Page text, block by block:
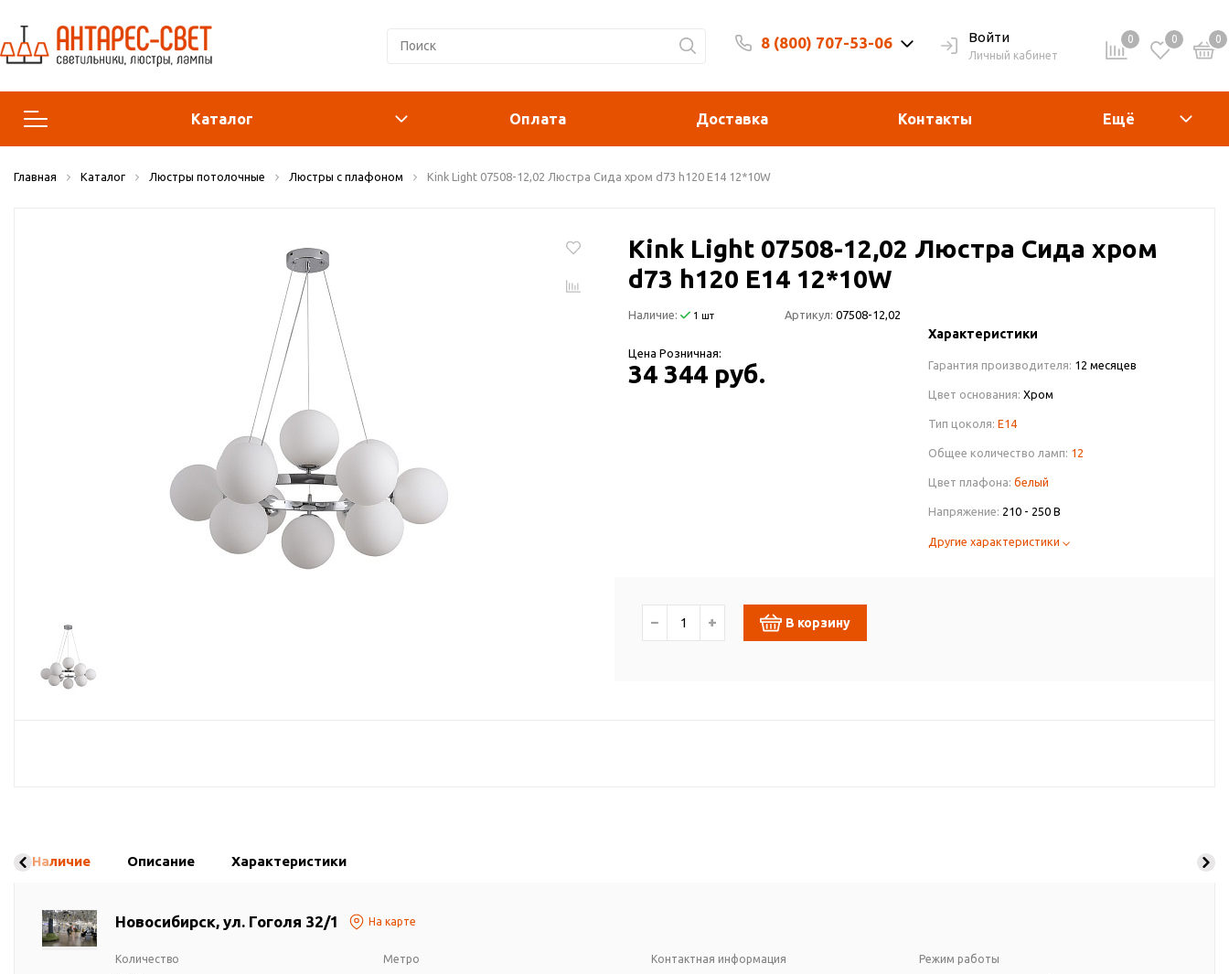
8 (800) 707-53-06 Войти
Личный кабинет
0 0 0
Каталог
Люстры и подвесы
Прожекторы
Ночники
Оплата Доставка Контакты Ещё
Главная Каталог Люстры потолочные Люстры с плафоном Kink Light 07508-12,02 Люстра Сида хром d73 h120 E14 12*10W
Kink Light 07508-12,02 Люстра Сида хром
d73 h120 E14 12*10W
Наличие: 1 шт Артикул: 07508-12,02
Цена Розничная:
34 344 руб.
Характеристики
Гарантия производителя: 12 месяцев
Цвет основания: Хром
Тип цоколя: E14
Общее количество ламп: 12
Цвет плафона: белый
Напряжение: 210 - 250 В
Другие характеристики
− + В корзину
Наличие Описание Характеристики
Новосибирск, ул. Гоголя 32/1 На карте
Количество Метро Контактная информация Режим работы